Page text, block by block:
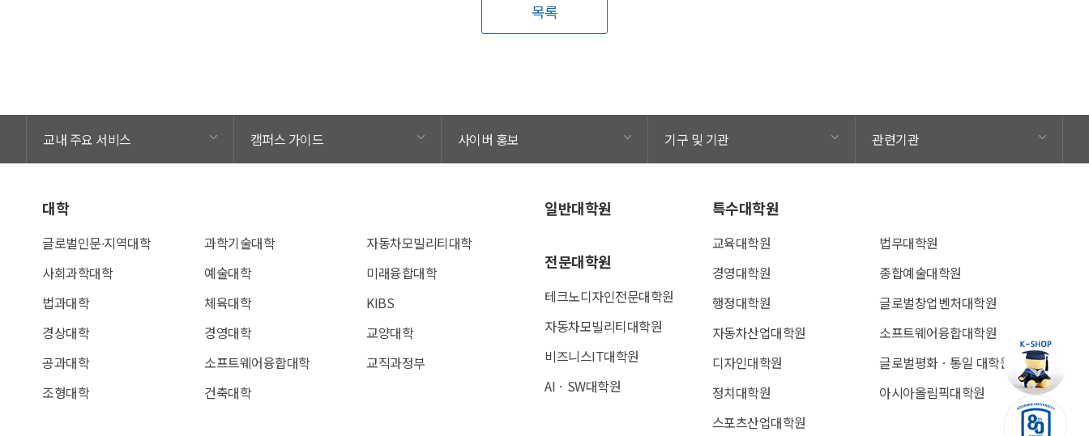
목록
교내 주요 서비스 캠퍼스 가이드 사이버 홍보 기구 및 기관 관련기관
대학
글로벌인문∙지역대학
사회과학대학
법과대학
경상대학
공과대학
조형대학
과학기술대학
예술대학
체육대학
경영대학
소프트웨어융합대학
건축대학
자동차모빌리티대학
미래융합대학
KIBS
교양대학
교직과정부
일반대학원
전문대학원
테크노디자인전문대학원
자동차모빌리티대학원
비즈니스IT대학원
AIㆍSW대학원
특수대학원
교육대학원
경영대학원
행정대학원
자동차산업대학원
디자인대학원
정치대학원
스포츠산업대학원
법무대학원
종합예술대학원
글로벌창업벤처대학원
소프트웨어융합대학원
글로벌평화ㆍ통일 대학원
아시아올림픽대학원